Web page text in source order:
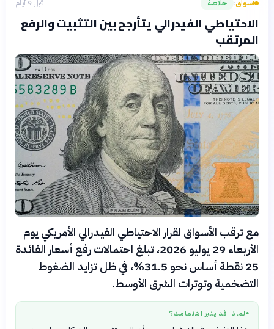
أسواق› خلاصة قبل 9 أيام
الاحتياطي الفيدرالي يتأرجح بين التثبيت والرفع
المرتقب
مع ترقب الأسواق لقرار الاحتياطي الفيدرالي الأمريكي يوم
الأربعاء 29 يوليو 2026، تبلغ احتمالات رفع أسعار الفائدة
25 نقطة أساس نحو 31.5%، في ظل تزايد الضغوط
التضخمية وتوترات الشرق الأوسط.
● لماذا قد يثير اهتمامك؟